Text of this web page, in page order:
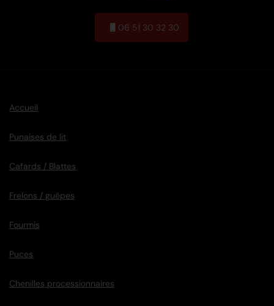
06 51 30 32 30
Accueil
Punaises de lit
Cafards / Blattes
Frelons / guêpes
Fourmis
Puces
Chenilles processionnaires